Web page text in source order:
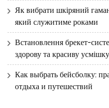
Як вибрати шкіряний
який служитиме роками
Встановлення брекет-
здорову та красиву усмішку
Как выбрать бейсболку:
отдыха и путешествий